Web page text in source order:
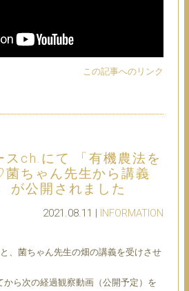
この記事へのリンク
スch.にて 「有機農法を
ちゃん先生から講義
が公開されました
2021.08.11 | INFORMATION
、菌ちゃん先生の畑の講義を受けさせ
から次の経過観察動画（公開予定）を